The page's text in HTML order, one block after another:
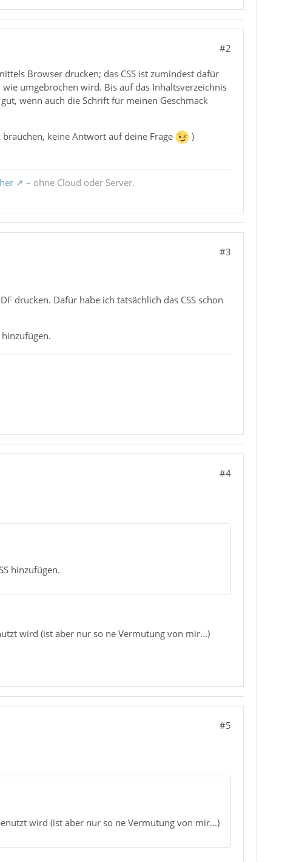
#2
Browser drucken; das CSS ist zumindest dafür
umgebrochen wird. Bis auf das Inhaltsverzeichnis
wenn auch die Schrift für meinen Geschmack
keine Antwort auf deine Frage
)
– ohne Cloud oder Server.
#3
drucken. Dafür habe ich tatsächlich das CSS schon
#4
hinzufügen.
wird (ist aber nur so ne Vermutung von mir...)
#5
wird (ist aber nur so ne Vermutung von mir...)